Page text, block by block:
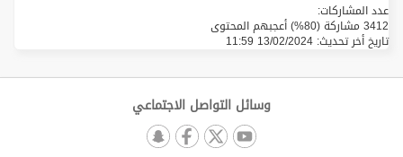
عدد المشاركات:
3412 مشاركة (80%) أعجبهم المحتوى
تاريخ أخر تحديث: 13/02/2024 11:59
وسائل التواصل الاجتماعي